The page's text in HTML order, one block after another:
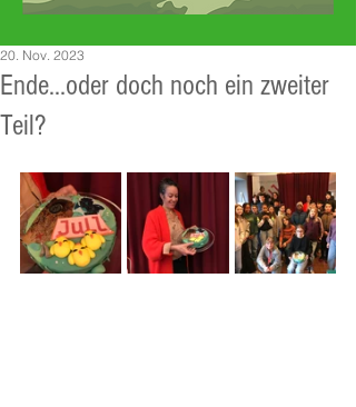
Ende...oder doch noch ein zweiter
Teil?
20. Nov. 2023